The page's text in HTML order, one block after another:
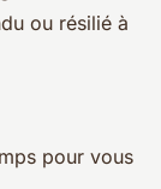
ou résilié à
pour vous